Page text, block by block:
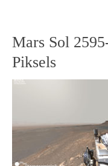
Mars Sol
Piksels